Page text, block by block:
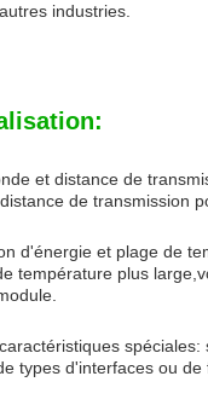
industries.
et distance de
de transmission
d'énergie et plage de
température plus
types d'interfaces ou